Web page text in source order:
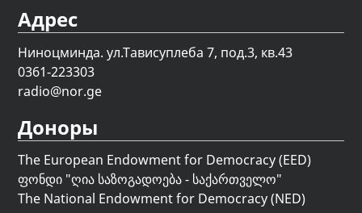
Адрес
Ниноцминда. ул.Тависуплеба 7, под.3, кв.43
0361-223303
radio@nor.ge
Доноры
The European Endowment for Democracy (EED)
ფონდი "ღია საზოგადოება - საქართველო"
The National Endowment for Democracy (NED)